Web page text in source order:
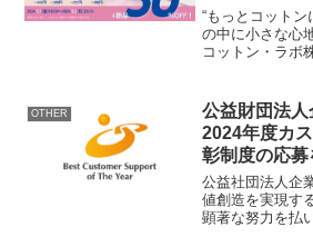
定開催！
“もっとコットン
の中に小さな心
コットン・ラボ
自社オンライン
OTHER
公益財団法人
2024年度カ
彰制度の応募
公益社団法人企
値創造を実現す
顕著な努力を払